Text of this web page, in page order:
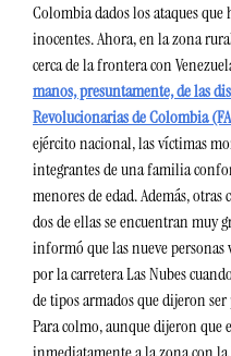
Colombia dados los ataques
inocentes. Ahora, en la zona
cerca de la frontera con
manos, presuntamente, de las
Revolucionarias de Colombia
ejército nacional, las víctimas
integrantes de una familia
menores de edad. Además,
dos de ellas se encuentran muy
informó que las nueve
por la carretera Las Nubes
de tipos armados que dijeron ser
Para colmo, aunque dijeron que